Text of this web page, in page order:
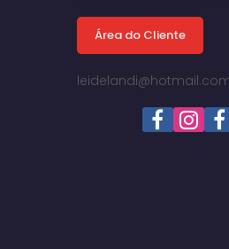
Alto da
Área do Cliente